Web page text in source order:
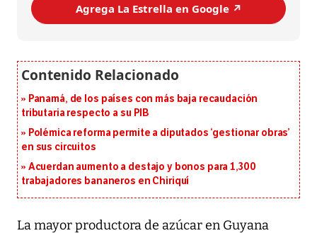
Agrega La Estrella en Google ↗️
Panamá, de los países con más baja recaudación
tributaria respecto a su PIB
Polémica reforma permite a diputados ‘gestionar obras’
en sus circuitos
Acuerdan aumento a destajo y bonos para 1,300
trabajadores bananeros en Chiriquí
La mayor productora de azúcar en Guyana